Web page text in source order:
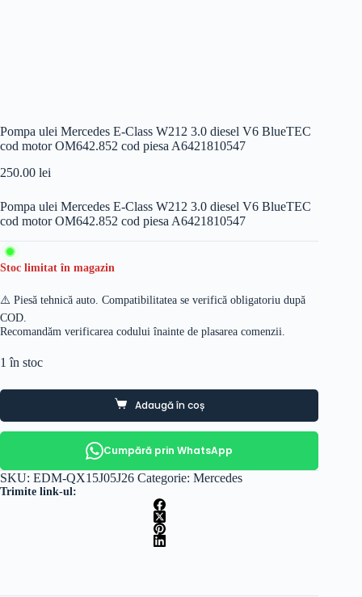
Pompa ulei Mercedes E-Class W212 3.0 diesel V6 BlueTEC
cod motor OM642.852 cod piesa A6421810547
250.00 lei
Pompa ulei Mercedes E-Class W212 3.0 diesel V6 BlueTEC
cod motor OM642.852 cod piesa A6421810547
Stoc limitat în magazin
⚠️ Piesă tehnică auto. Compatibilitatea se verifică obligatoriu după
COD.
Recomandăm verificarea codului înainte de plasarea comenzii.
1 în stoc
Adaugă în coș
Cumpără prin WhatsApp
SKU: EDM-QX15J05J26 Categorie: Mercedes
Trimite link-ul: